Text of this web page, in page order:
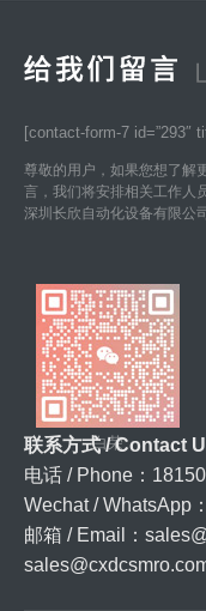
[contact-form-7 id=”293″
尊敬的用户，如果您想了解
言，我们将安排相关工作人
深圳长欣自动化设备有限公
白荣
联系方式 / Contact
电话 / Phone：
Wechat / WhatsApp
邮箱 / Email：